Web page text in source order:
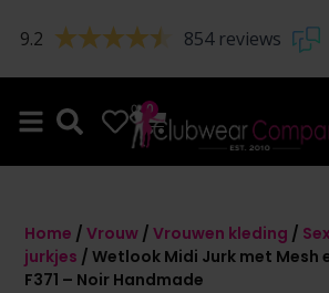
9.2 854 reviews
0 0
Home /Vrouw /Vrouwen kleding /
jurkjes / Wetlook Midi Jurk met Mesh
F371 – Noir Handmade